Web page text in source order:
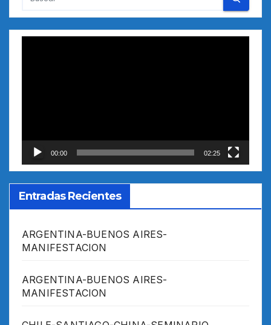
00:00 02:25
Entradas Recientes
ARGENTINA-BUENOS AIRES-
MANIFESTACION
ARGENTINA-BUENOS AIRES-
MANIFESTACION